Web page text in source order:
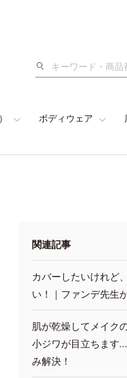
検
ボディウェア
関連記事
カバーしたいけれど
い！｜ファンデ先生
肌が乾燥してメイク
小ジワが目立ちます
み解決！